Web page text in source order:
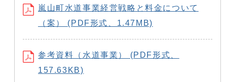
嵐山町水道事業経営戦略と料金について
（案） (PDF形式、1.47MB)
参考資料（水道事業） (PDF形式、
157.63KB)